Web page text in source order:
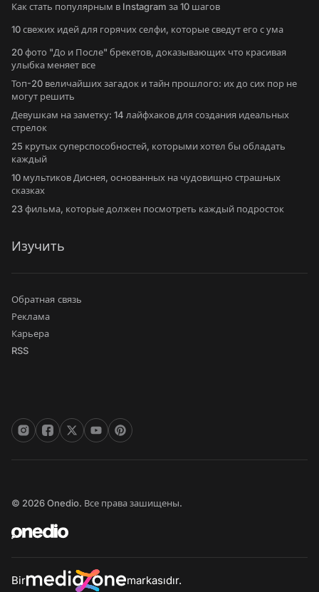
Как стать популярным в Instagram за 10 шагов
10 свежих идей для горячих селфи, которые сведут его с ума
20 фото "До и После" брекетов, доказывающих что красивая
улыбка меняет все
Топ-20 величайших загадок и тайн прошлого: их до сих пор не
могут решить
Девушкам на заметку: 14 лайфхаков для создания идеальных
стрелок
25 крутых суперспособностей, которыми хотел бы обладать
каждый
10 мультиков Диснея, основанных на чудовищно страшных
сказках
23 фильма, которые должен посмотреть каждый подросток
Изучить
Обратная связь
Реклама
Карьера
RSS
© 2026 Onedio. Все права зашищены.
Bir markasıdır.